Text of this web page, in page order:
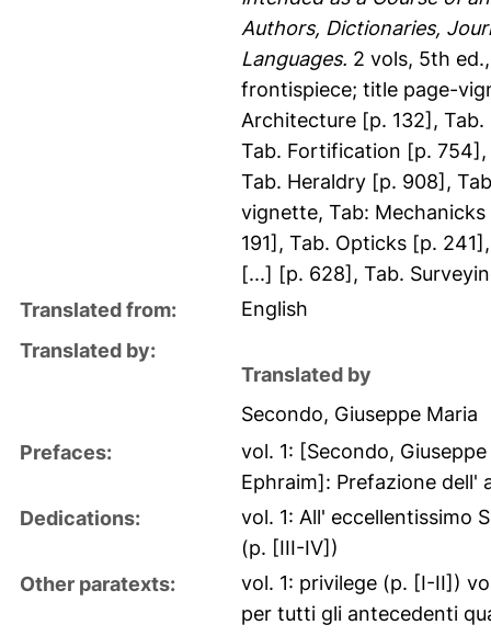
Authors, Dictionaries,
Languages. 2 vols, 5th
frontispiece; title page-
Architecture [p. 132],
Tab. Fortification [p.
Tab. Heraldry [p. 908],
vignette, Tab:
191], Tab. Opticks [p.
[...] [p. 628], Tab.
Translated from:
English
Translated by:
Translated by
Secondo, Giuseppe Maria
Prefaces:
vol. 1: [Secondo,
Ephraim]: Prefazione
Dedications:
vol. 1: All' eccellentissimo
(p. [III-IV])
Other paratexts:
vol. 1: privilege (p. [I-II])
per tutti gli antecedenti